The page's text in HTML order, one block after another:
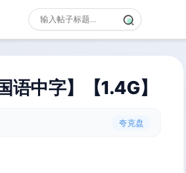
中字】【1.4G】
夸克盘